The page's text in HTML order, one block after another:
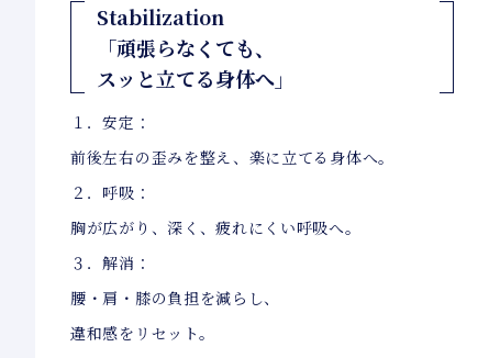
Stabilization
「頑張らなくても、
スッと立てる身体へ」
１．安定：
前後左右の歪みを整え、楽に立てる身体へ。
２．呼吸：
胸が広がり、深く、疲れにくい呼吸へ。
３．解消：
腰・肩・膝の負担を減らし、
違和感をリセット。